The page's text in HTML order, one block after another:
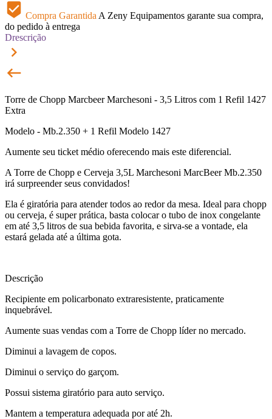
beenhere Compra Garantida A Zeny Equipamentos garante sua compra,
do pedido à entrega
Drescrição
keyboard_arrow_right
keyboard_backspace
Torre de Chopp Marcbeer Marchesoni - 3,5 Litros com 1 Refil 1427
Extra
Modelo - Mb.2.350 + 1 Refil Modelo 1427
Aumente seu ticket médio oferecendo mais este diferencial.
A Torre de Chopp e Cerveja 3,5L Marchesoni MarcBeer Mb.2.350
irá surpreender seus convidados!
Ela é giratória para atender todos ao redor da mesa. Ideal para chopp
ou cerveja, é super prática, basta colocar o tubo de inox congelante
em até 3,5 litros de sua bebida favorita, e sirva-se a vontade, ela
estará gelada até a última gota.
Descrição
Recipiente em policarbonato extraresistente, praticamente
inquebrável.
Aumente suas vendas com a Torre de Chopp líder no mercado.
Diminui a lavagem de copos.
Diminui o serviço do garçom.
Possui sistema giratório para auto serviço.
Mantem a temperatura adequada por até 2h.